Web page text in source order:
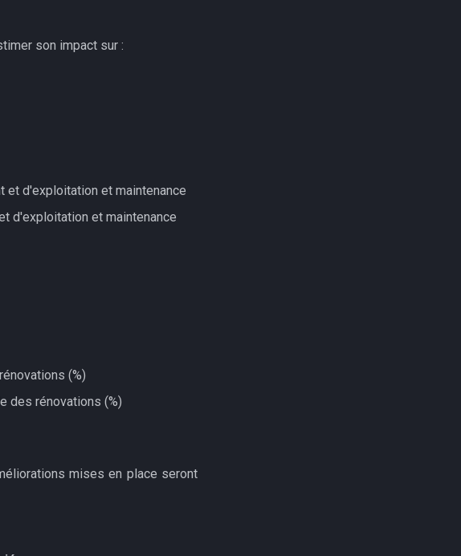
son impact sur :
et d'exploitation et maintenance
d'exploitation et maintenance
(%)
des rénovations (%)
mises en place seront